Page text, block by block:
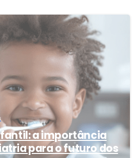
a importância
para o futuro dos